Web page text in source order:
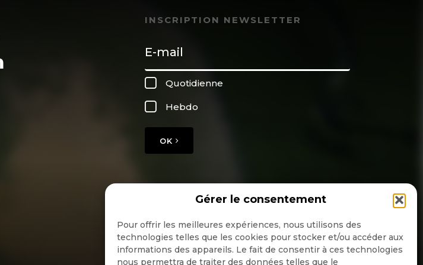
Gérer le consentement
Pour offrir les meilleures expériences, nous utilisons des
technologies telles que les cookies pour stocker et/ou accéder aux
informations des appareils. Le fait de consentir à ces technologies
nous permettra de traiter des données telles que le
INSCRIPTION NEWSLETTER
Quotidienne
Hebdo
OK